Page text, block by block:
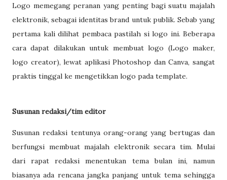
Logo memegang peranan yang penting bagi suatu majalah
elektronik, sebagai identitas brand untuk publik. Sebab yang
pertama kali dilihat pembaca pastilah si logo ini. Beberapa
cara dapat dilakukan untuk membuat logo (Logo maker,
logo creator), lewat aplikasi Photoshop dan Canva, sangat
praktis tinggal ke mengetikkan logo pada template.
Susunan redaksi/tim editor
Susunan redaksi tentunya orang-orang yang bertugas dan
berfungsi membuat majalah elektronik secara tim. Mulai
dari rapat redaksi menentukan tema bulan ini, namun
biasanya ada rencana jangka panjang untuk tema sehingga